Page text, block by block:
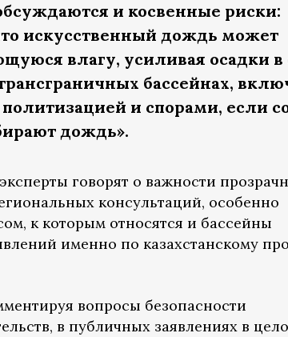
и косвенные риски:
искусственный дождь может
влагу, усиливая осадки
бассейнах,
и спорами, если
дождь».
говорят о важности
консультаций, особенно
к которым относятся и бассейны
именно по казахстанскому
вопросы безопасности
в публичных заявлениях в